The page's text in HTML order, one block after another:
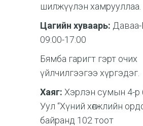
шилжүүлэн хамрууллаа.
Цагийн хуваарь:
09:00-17:00
Бямба гаригт гэрт очих
үйлчилгээгээ хүргэдэг.
Хаяг: Хэрлэн сумын 4-р
Уул “Хүний хөгжлийн
байранд 102 тоот